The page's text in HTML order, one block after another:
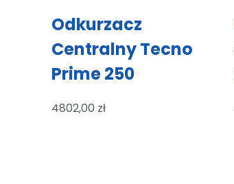
Odkurzacz
Centralny Tecno
Prime 250
4802,00 zł